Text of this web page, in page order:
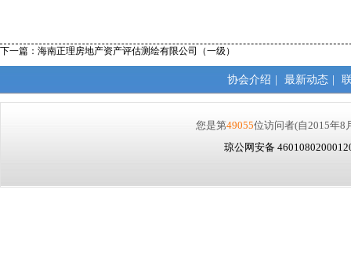
下一篇： 海南正理房地产资产评估测绘有限公司（一级）
协会介绍 | 最新动态 |
您是第49055位访问者(自2015年8
琼公网安备